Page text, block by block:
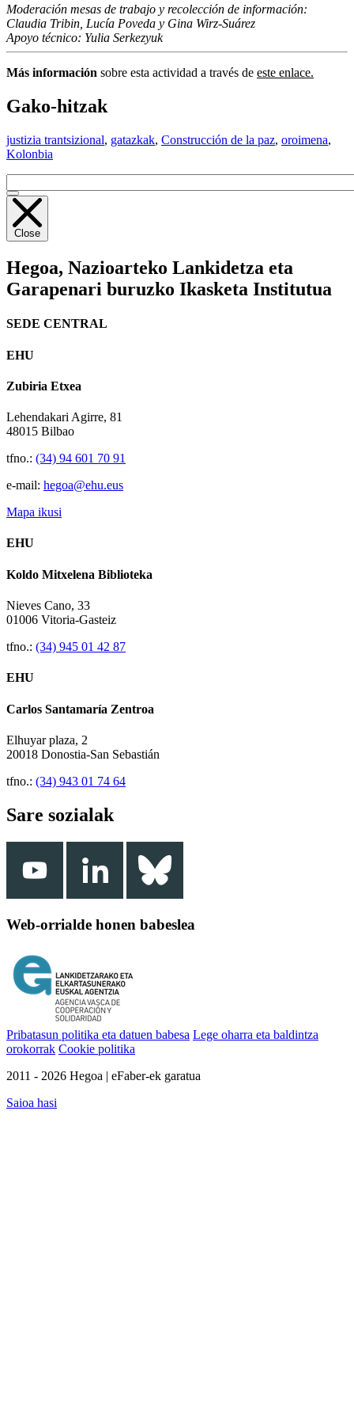
Moderación mesas de trabajo y recolección de información:
Claudia Tribin, Lucía Poveda y Gina Wirz-Suárez
Apoyo técnico: Yulia Serkezyuk
Más información sobre esta actividad a través de este enlace.
Gako-hitzak
justizia trantsizional, gatazkak, Construcción de la paz, oroimena,
Kolonbia
Close
Hegoa, Nazioarteko Lankidetza eta
Garapenari buruzko Ikasketa Institutua
SEDE CENTRAL
EHU
Zubiria Etxea
Lehendakari Agirre, 81
48015 Bilbao
tfno.: (34) 94 601 70 91
e-mail: hegoa@ehu.eus
Mapa ikusi
EHU
Koldo Mitxelena Biblioteka
Nieves Cano, 33
01006 Vitoria-Gasteiz
tfno.: (34) 945 01 42 87
EHU
Carlos Santamaría Zentroa
Elhuyar plaza, 2
20018 Donostia-San Sebastián
tfno.: (34) 943 01 74 64
Sare sozialak
Web-orrialde honen babeslea
Pribatasun politika eta datuen babesa Lege oharra eta baldintza
orokorrak Cookie politika
2011 - 2026 Hegoa | eFaber-ek garatua
Saioa hasi